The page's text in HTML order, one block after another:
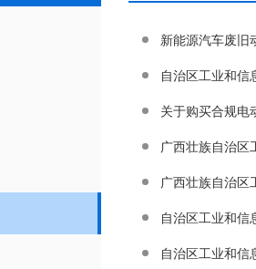
新能源汽车废旧
自治区工业和
关于购买合规电
广西壮族自治区
自治区工业和信
自治区工业和